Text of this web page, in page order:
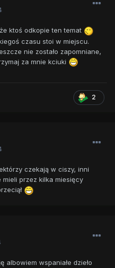
ktoś odkopie ten temat
czasu stoi w miejscu.
nie zostało zapomniane,
za mnie kciuki
2
czekają w ciszy, inni
mieli przez kilka miesięcy
albowiem wspaniałe dzieło